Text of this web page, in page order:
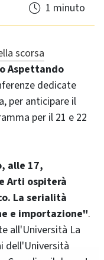
1 minuto
scorsa
Aspettando
dedicate
per anticipare il
per il 21 e 22
alle 17,
Arti ospiterà
La serialità
e importazione".
all'Università La
dell'Università